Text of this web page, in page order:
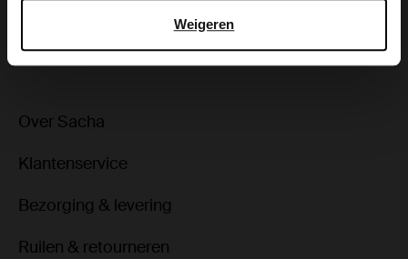
Weigeren
Over Sacha
Klantenservice
Bezorging & levering
Ruilen & retourneren